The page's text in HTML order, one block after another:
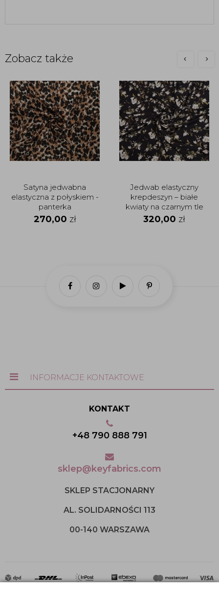
Zobacz także
Satyna jedwabna
elastyczna z połyskiem -
panterka
270,00 zł
Jedwab elastyczny
krepdeszyn – białe
kwiaty na czarnym tle
320,00 zł
INFORMACJE KONTAKTOWE
KONTAKT
+48 790 888 791
sklep@keyfabrics.com
SKLEP STACJONARNY
AL. SOLIDARNOŚCI 113
00-140 WARSZAWA